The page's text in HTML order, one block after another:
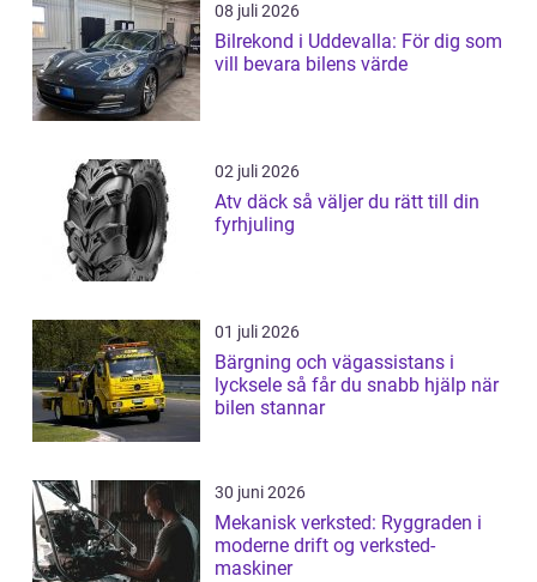
08 juli 2026
Bilrekond i Uddevalla: För dig som
vill bevara bilens värde
02 juli 2026
Atv däck så väljer du rätt till din
fyrhjuling
01 juli 2026
Bärgning och vägassistans i
lycksele så får du snabb hjälp när
bilen stannar
30 juni 2026
Mekanisk verksted: Ryggraden i
moderne drift og verksted-
maskiner